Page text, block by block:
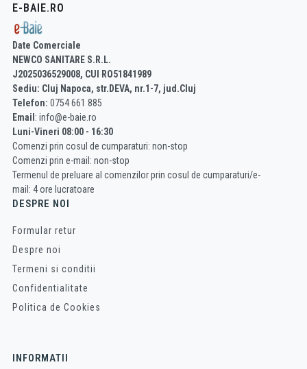
E-BAIE.RO
Date Comerciale
NEWCO SANITARE S.R.L.
J2025036529008, CUI RO51841989
Sediu: Cluj Napoca, str.DEVA, nr.1-7, jud.Cluj
Telefon: 0754 661 885
Email : info@e-baie.ro
Luni-Vineri 08:00 - 16:30
Comenzi prin cosul de cumparaturi: non-stop
Comenzi prin e-mail: non-stop
Termenul de preluare al comenzilor prin cosul de cumparaturi/e-
mail: 4 ore lucratoare
DESPRE NOI
Formular retur
Despre noi
Termeni si conditii
Confidentialitate
Politica de Cookies
INFORMATII